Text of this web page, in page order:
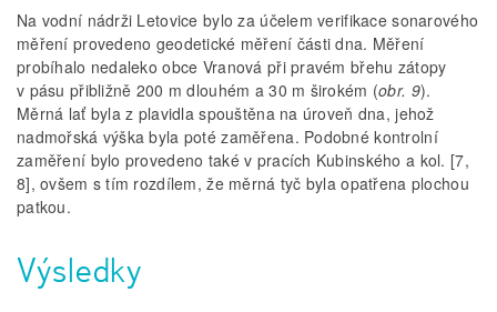
Na vodní nádrži Letovice bylo za účelem verifikace sonarového
měření provedeno geodetické měření části dna. Měření
probíhalo nedaleko obce Vranová při pravém břehu zátopy
v pásu přibližně 200 m dlouhém a 30 m širokém (obr. 9).
Měrná lať byla z plavidla spouštěna na úroveň dna, jehož
nadmořská výška byla poté zaměřena. Podobné kontrolní
zaměření bylo provedeno také v pracích Kubinského a kol. [7,
8], ovšem s tím rozdílem, že měrná tyč byla opatřena plochou
patkou.
Výsledky